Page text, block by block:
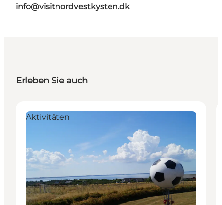
info@visitnordvestkysten.dk
Erleben Sie auch
Aktivitäten